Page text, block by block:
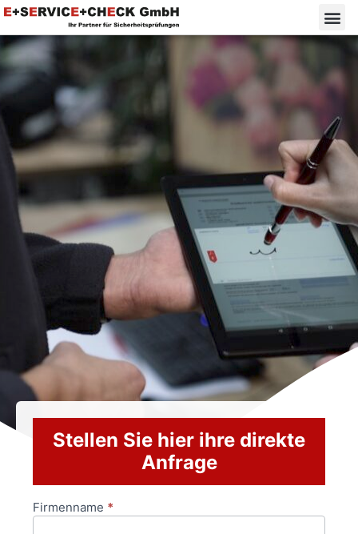
Stellen Sie hier ihre direkte
Anfrage
Anfrageformular
Firmenname *